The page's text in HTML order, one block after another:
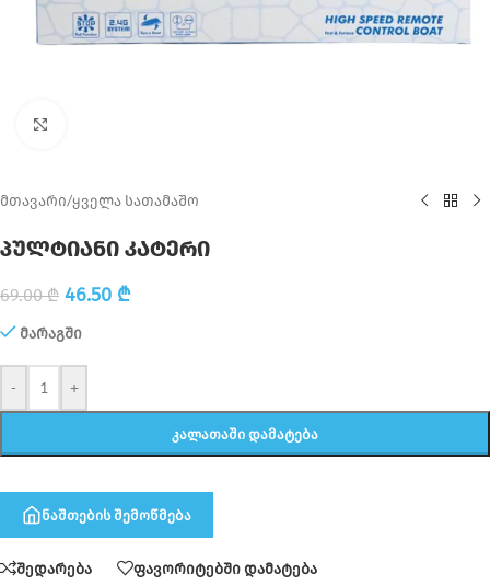
მთავარი/ყველა სათამაშო
პულტიანი კატერი
69.00₾ 46.50 ₾
მარაგში
- +
ᲙᲐᲚᲐᲗᲐᲨᲘ ᲓᲐᲛᲐᲢᲔᲑᲐ
ნაშთების შემოწმება
შედარება ფავორიტებში დამატება